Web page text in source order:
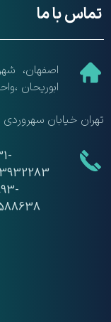
تماس با ما
​اصفهان،
ابوریحان
تهران خیابان سهروردی